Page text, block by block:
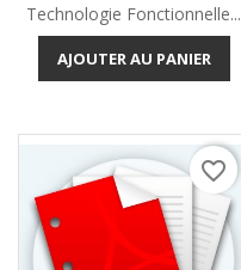
Technologie Fonctionnelle...
AJOUTER AU PANIER
favorite_border